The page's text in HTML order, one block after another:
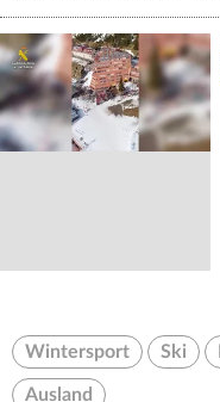
Wintersport Ski
Ausland